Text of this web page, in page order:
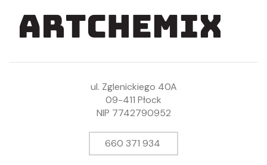
ul. Zglenickiego 40A
09-411 Płock
NIP 7742790952
660 371 934